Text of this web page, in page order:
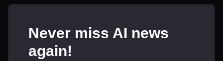
Never miss AI news
again!